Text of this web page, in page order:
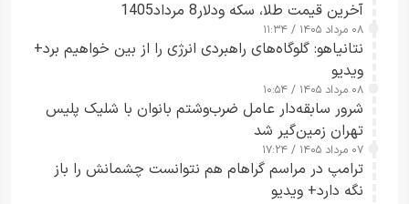
آخرین قیمت طلا، سکه ودلار8 مرداد1405
۰۸ مرداد ۱۴۰۵ / ۱۱:۳۴
نتانیاهو: گلوگاه‌های راهبردی انرژی را از بین خواهیم برد+
ویدیو
۰۸ مرداد ۱۴۰۵ / ۱۰:۵۴
شرور سابقه‌دار عامل ضرب‌وشتم بانوان با شلیک پلیس
تهران زمین‌گیر شد
۰۷ مرداد ۱۴۰۵ / ۱۷:۲۴
ترامپ در مراسم گراهام هم نتوانست چشمانش را باز
نگه دارد+ ویدیو